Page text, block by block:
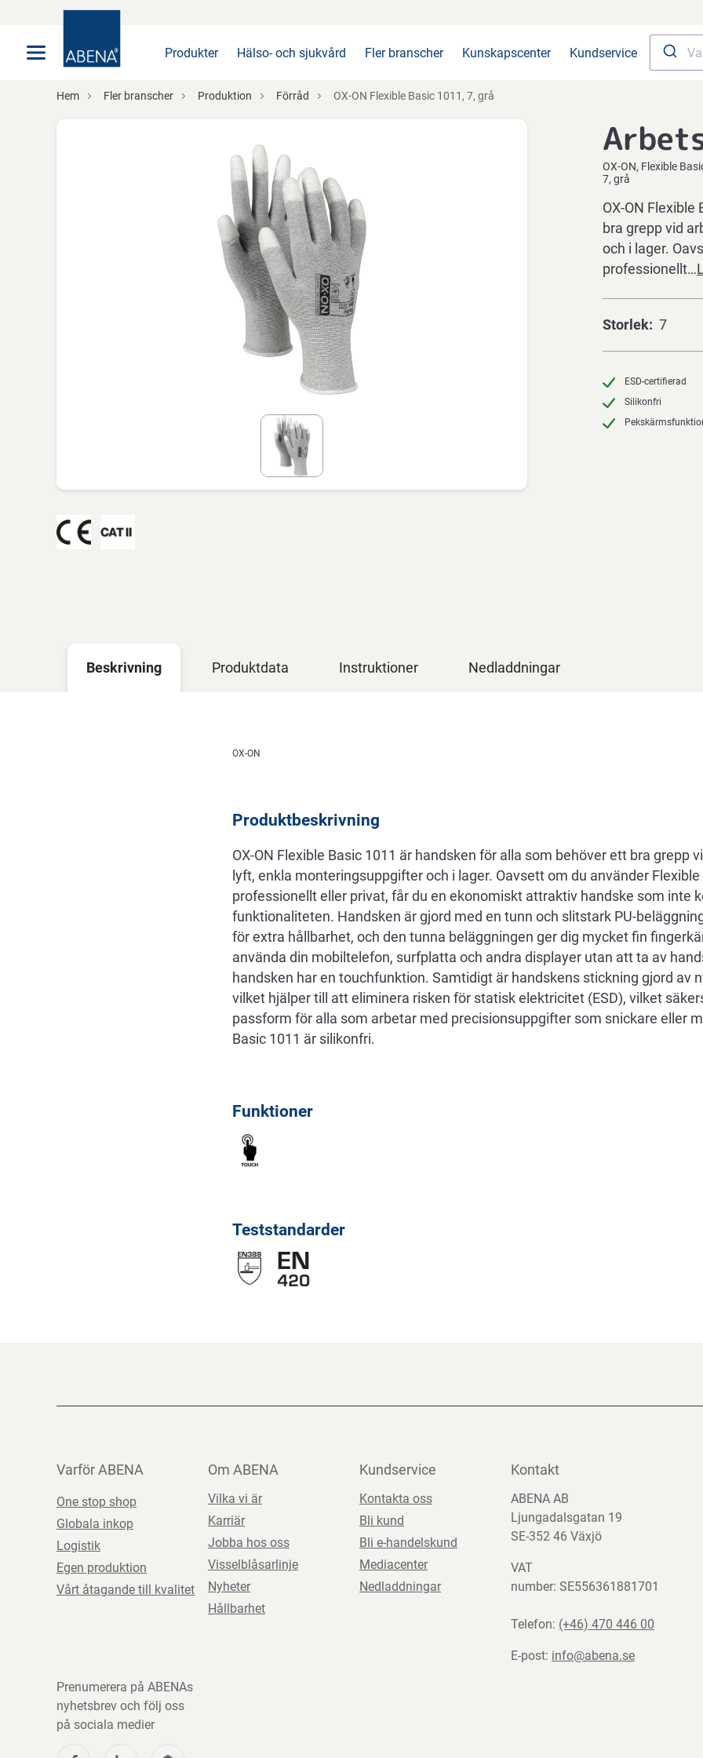
Produkter Hälso- och sjukvård Fler branscher Kunskapscenter Kundservice
Hem Fler branscher Produktion Förråd OX-ON Flexible Basic 1011, 7, grå
OX-ON Flexible
7, grå
OX-ON
bra grepp vid
och i lager.
professionellt…
Storlek 7
ESD-certifierad
Silikonfri
Beskrivning Produktdata Instruktioner Nedladdningar
Beskrivning
OX-ON
Produktbeskrivning
OX-ON Flexible Basic 1011 är handsken för alla som behöver ett bra grepp
lyft, enkla monteringsuppgifter och i lager. Oavsett om du använder Flexible
professionellt eller privat, får du en ekonomiskt attraktiv handske som inte
funktionaliteten. Handsken är gjord med en tunn och slitstark PU-
för extra hållbarhet, och den tunna beläggningen ger dig mycket fin
använda din mobiltelefon, surfplatta och andra displayer utan att ta av
handsken har en touchfunktion. Samtidigt är handskens stickning gjord av
vilket hjälper till att eliminera risken för statisk elektricitet (ESD), vilket
passform för alla som arbetar med precisionsuppgifter som snickare eller
Basic 1011 är silikonfri.
Funktioner
Teststandarder
Varför ABENA
One stop shop
Globala inkop
Logistik
Egen produktion
Vårt åtagande till kvalitet
Om ABENA
Vilka vi är
Karriär
Jobba hos oss
Visselblåsarlinje
Nyheter
Hållbarhet
Kundservice
Kontakta oss
Bli kund
Bli e-handelskund
Mediacenter
Nedladdningar
Kontakt
ABENA AB
Ljungadalsgatan 19
SE-352 46 Växjö
VAT
number: SE556361881701
Telefon: (+46) 470 446 00
E-post: info@abena.se
Prenumerera på ABENAs
nyhetsbrev och följ oss
på sociala medier